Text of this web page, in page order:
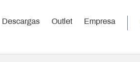
Descargas Outlet Empresa